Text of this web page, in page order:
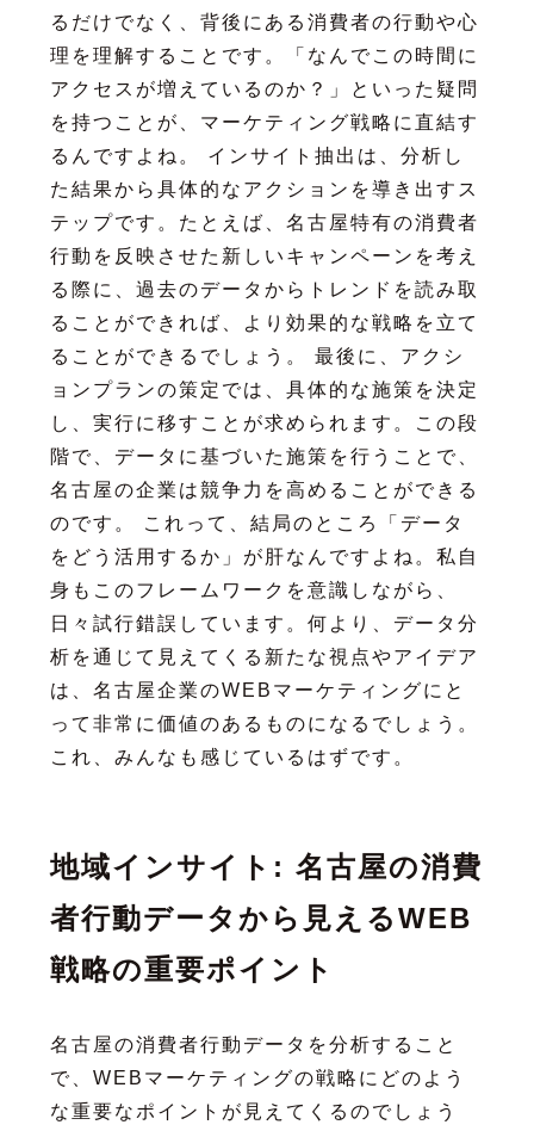
るだけでなく、背後にある消費者の行動や心
理を理解することです。「なんでこの時間に
アクセスが増えているのか？」といった疑問
を持つことが、マーケティング戦略に直結す
るんですよね。 インサイト抽出は、分析し
た結果から具体的なアクションを導き出すス
テップです。たとえば、名古屋特有の消費者
行動を反映させた新しいキャンペーンを考え
る際に、過去のデータからトレンドを読み取
ることができれば、より効果的な戦略を立て
ることができるでしょう。 最後に、アクシ
ョンプランの策定では、具体的な施策を決定
し、実行に移すことが求められます。この段
階で、データに基づいた施策を行うことで、
名古屋の企業は競争力を高めることができる
のです。 これって、結局のところ「データ
をどう活用するか」が肝なんですよね。私自
身もこのフレームワークを意識しながら、
日々試行錯誤しています。何より、データ分
析を通じて見えてくる新たな視点やアイデア
は、名古屋企業のWEBマーケティングにと
って非常に価値のあるものになるでしょう。
これ、みんなも感じているはずです。
地域インサイト: 名古屋の消費
者行動データから見えるWEB
戦略の重要ポイント
名古屋の消費者行動データを分析すること
で、WEBマーケティングの戦略にどのよう
な重要なポイントが見えてくるのでしょう